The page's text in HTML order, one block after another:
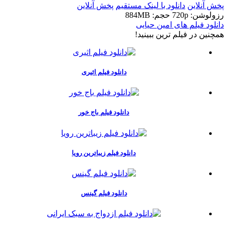
پخش آنلاین دانلود با لينک مستقيم پخش آنلاین
رزولوشن: 720p
حجم: 884MB
دانلود فیلم های امین حیایی
همچنين در فيلم ترين ببينيد!
دانلود فیلم اثیری
دانلود فیلم باج خور
دانلود فیلم زیباترین رویا
دانلود فیلم گینس